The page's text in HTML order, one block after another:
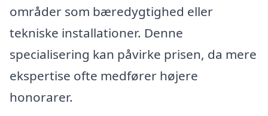
områder som bæredygtighed eller
tekniske installationer. Denne
specialisering kan påvirke prisen, da mere
ekspertise ofte medfører højere
honorarer.